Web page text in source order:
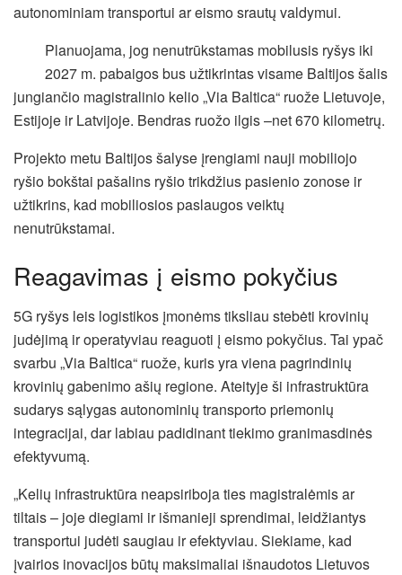
autonominiam transportui ar eismo srautų valdymui.
Planuojama, jog nenutrūkstamas mobilusis ryšys iki
2027 m. pabaigos bus užtikrintas visame Baltijos šalis
jungiančio magistralinio kelio „Via Baltica“ ruože Lietuvoje,
Estijoje ir Latvijoje. Bendras ruožo ilgis –net 670 kilometrų.
Projekto metu Baltijos šalyse įrengiami nauji mobiliojo
ryšio bokštai pašalins ryšio trikdžius pasienio zonose ir
užtikrins, kad mobiliosios paslaugos veiktų
nenutrūkstamai.
Reagavimas į eismo pokyčius
5G ryšys leis logistikos įmonėms tiksliau stebėti krovinių
judėjimą ir operatyviau reaguoti į eismo pokyčius. Tai ypač
svarbu „Via Baltica“ ruože, kuris yra viena pagrindinių
krovinių gabenimo ašių regione. Ateityje ši infrastruktūra
sudarys sąlygas autonominių transporto priemonių
integracijai, dar labiau padidinant tiekimo granimasdinės
efektyvumą.
„Kelių infrastruktūra neapsiriboja ties magistralėmis ar
tiltais – joje diegiami ir išmanieji sprendimai, leidžiantys
transportui judėti saugiau ir efektyviau. Siekiame, kad
įvairios inovacijos būtų maksimaliai išnaudotos Lietuvos